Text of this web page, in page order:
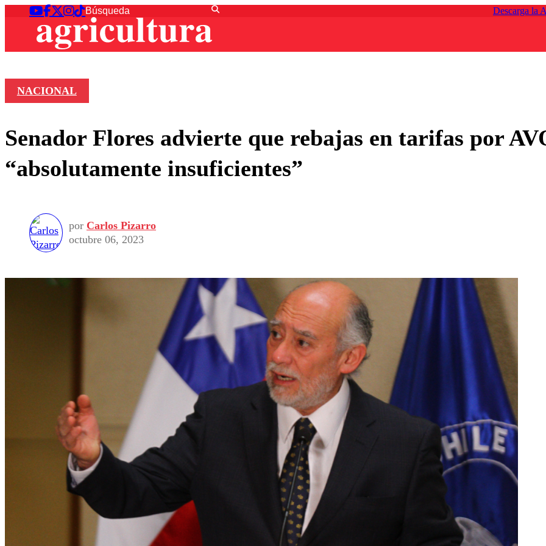
Descarga la
NACIONAL
Senador Flores advierte que rebajas en tarifas por
“absolutamente insuficientes”
por Carlos Pizarro
octubre 06, 2023